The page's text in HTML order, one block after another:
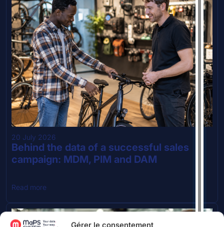
Gérer le consentement
20 July 2026
Behind the data of a successful sales
campaign: MDM, PIM and DAM
Read more